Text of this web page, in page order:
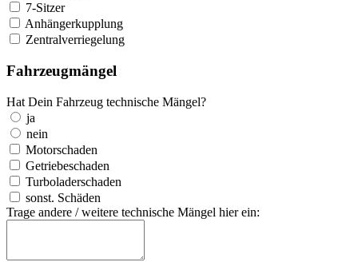
7-Sitzer
Anhängerkupplung
Zentralverriegelung
Fahrzeugmängel
Hat Dein Fahrzeug technische Mängel?
ja
nein
Motorschaden
Getriebeschaden
Turboladerschaden
sonst. Schäden
Trage andere / weitere technische Mängel hier ein: